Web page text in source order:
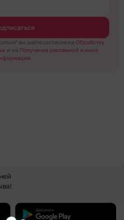
вы даёте согласие на Обработку
и на Получение рекламной и иной